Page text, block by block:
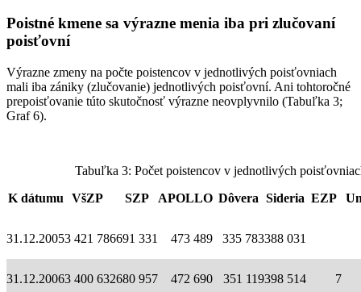
Poistné kmene sa výrazne menia iba pri zlučovaní
poisťovní
Výrazne zmeny na počte poistencov v jednotlivých poisťovniach
mali iba zániky (zlučovanie) jednotlivých poisťovní. Ani tohtoročné
prepoisťovanie túto skutočnosť výrazne neovplyvnilo (Tabuľka 3;
Graf 6).
Tabuľka 3: Počet poistencov v jednotlivých
K dátumu
VšZP SZP APOLLO Dôvera Sideria EZP
31.12.20053 421 786691 331 473 489 335 783388 031
31.12.20063 400 632680 957 472 690 351 119398 514 7